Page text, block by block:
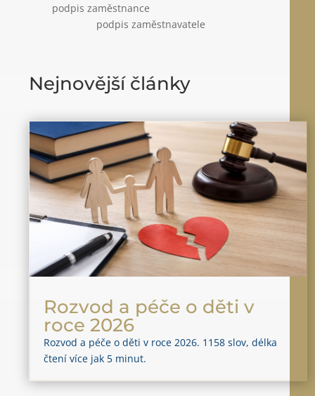
podpis zaměstnance
podpis zaměstnavatele
Nejnovější články
Rozvod a péče o děti v
roce 2026
Rozvod a péče o děti v roce 2026. 1158 slov, délka
čtení více jak 5 minut.